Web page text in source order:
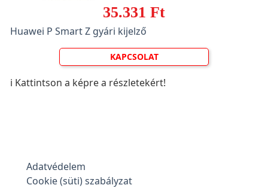
35.331 Ft
Huawei P Smart Z gyári kijelző
KAPCSOLAT
ℹ️ Kattintson a képre a részletekért!
Adatvédelem
Cookie (süti) szabályzat